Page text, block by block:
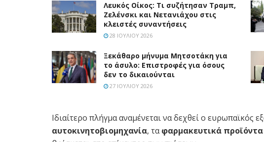
Λευκός Οίκος: Τι συζήτησαν Τραμπ,
Ζελένσκι και Νετανιάχου στις
κλειστές συναντήσεις
28 ΙΟΥΛΊΟΥ 2026
Ξεκάθαρο μήνυμα Μητσοτάκη για
το άσυλο: Επιστροφές για όσους
δεν το δικαιούνται
27 ΙΟΥΛΊΟΥ 2026
Ιδιαίτερο πλήγμα αναμένεται να δεχθεί ο ευρωπαϊκός
αυτοκινητοβιομηχανία, ταφαρμακευτικά προϊόντα